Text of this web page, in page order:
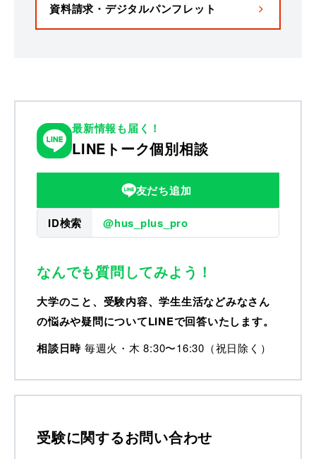
資料請求・デジタルパンフレット
最新情報も届く！
LINEトーク個別相談
友だち追加
ID検索 @hus_plus_pro
なんでも質問してみよう！
大学のこと、受験内容、学生生活などみなさん
の悩みや疑問についてLINEで回答いたします。
相談日時 毎週火・木 8:30〜16:30（祝日除く）
受験に関するお問い合わせ